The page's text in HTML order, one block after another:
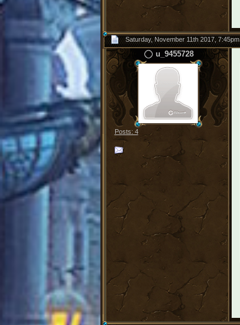
Saturday, November 11th 2017, 7:45pm
u_9455728
Posts: 4